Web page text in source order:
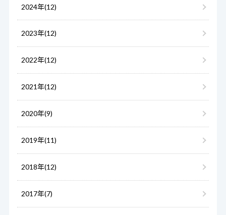
2024年(12)
2023年(12)
2022年(12)
2021年(12)
2020年(9)
2019年(11)
2018年(12)
2017年(7)